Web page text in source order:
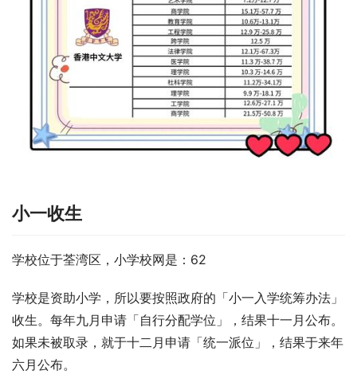
小一收生
学校位于荃湾区，小学校网是：62
学校是资助小学，所以要按照政府的「小一入学统筹办法」
收生。每年九月申请「自行分配学位」，结果十一月公布。
如果未被取录，就于十二月申请「统一派位」，结果于来年
六月公布。